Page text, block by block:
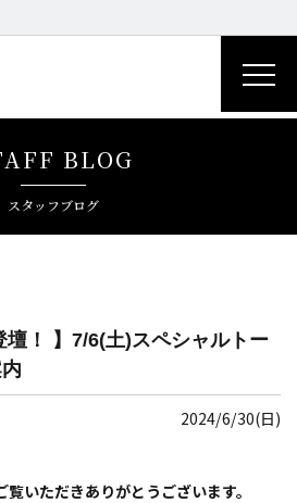
BLOG
スタッフブログ
壇！ 】7/6(土)スペシャルトー
2024/6/30(日)
いただきありがとうございます。